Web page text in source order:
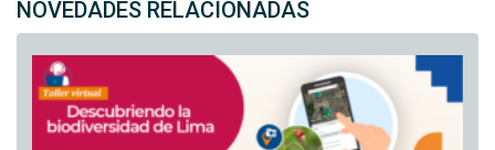
NOVEDADES RELACIONADAS